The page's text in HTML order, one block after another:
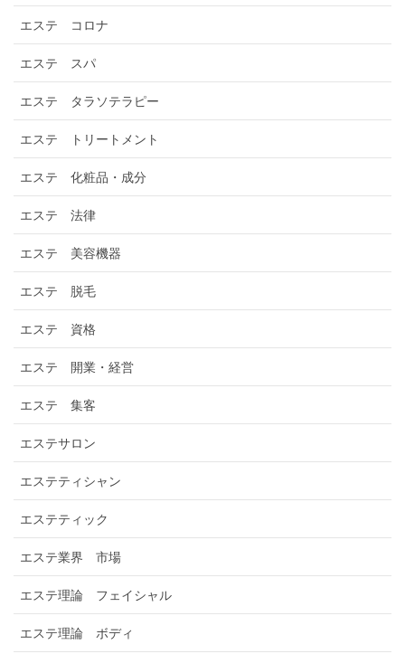
エステ コロナ
エステ スパ
エステ タラソテラピー
エステ トリートメント
エステ 化粧品・成分
エステ 法律
エステ 美容機器
エステ 脱毛
エステ 資格
エステ 開業・経営
エステ 集客
エステサロン
エステティシャン
エステティック
エステ業界 市場
エステ理論 フェイシャル
エステ理論 ボディ